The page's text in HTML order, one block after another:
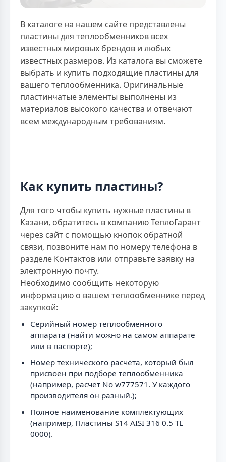
В каталоге на нашем сайте представлены
пластины для теплообменников всех
известных мировых брендов и любых
известных размеров. Из каталога вы сможете
выбрать и купить подходящие пластины для
вашего теплообменника. Оригинальные
пластинчатые элементы выполнены из
материалов высокого качества и отвечают
всем международным требованиям.
Как купить пластины?
Для того чтобы купить нужные пластины в
Казани, обратитесь в компанию ТеплоГарант
через сайт с помощью кнопок обратной
связи, позвоните нам по номеру телефона в
разделе Контактов или отправьте заявку на
электронную почту.
Необходимо сообщить некоторую
информацию о вашем теплообменнике перед
закупкой:
Серийный номер теплообменного
аппарата (найти можно на самом аппарате
или в паспорте);
Номер технического расчёта, который был
присвоен при подборе теплообменника
(например, расчет No w777571. У каждого
производителя он разный.);
Полное наименование комплектующих
(например, Пластины S14 AISI 316 0.5 TL
0000).